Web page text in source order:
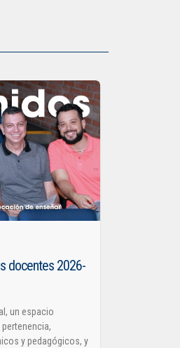
docentes 2026-
un espacio
y pedagógicos, y